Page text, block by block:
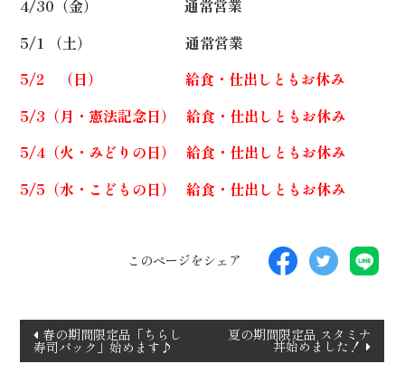
4/30（金） 通常営業
5/1 （土） 通常営業
5/2 （日） 給食・仕出しともお休み
5/3（月・憲法記念日） 給食・仕出しともお休み
5/4（火・みどりの日） 給食・仕出しともお休み
5/5（水・こどもの日） 給食・仕出しともお休み
このページをシェア
投
稿
春の期間限定品「ちらし
寿司パック」始めます♪
夏の期間限定品 スタミナ
丼始めました！